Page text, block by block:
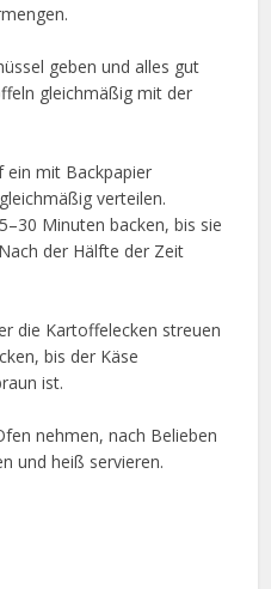
geben und alles gut
gleichmäßig mit der
ein mit Backpapier
verteilen.
Minuten backen, bis sie
der Hälfte der Zeit
die Kartoffelecken streuen
bis der Käse
ist.
nehmen, nach Belieben
und heiß servieren.